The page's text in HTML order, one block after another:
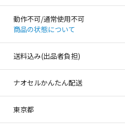
動作不可/通常使用不可
商品の状態について
送料込み(出品者負担)
ナオセルかんたん配送
東京都